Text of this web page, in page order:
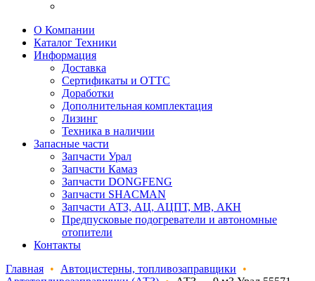
О Компании
Каталог Техники
Информация
Доставка
Сертификаты и ОТТС
Доработки
Дополнительная комплектация
Лизинг
Техника в наличии
Запасные части
Запчасти Урал
Запчасти Камаз
Запчасти DONGFENG
Запчасти SHACMAN
Запчасти АТЗ, АЦ, АЦПТ, МВ, АКН
Предпусковые подогреватели и автономные
отопители
Контакты
Главная • Автоцистерны, топливозаправщики
•